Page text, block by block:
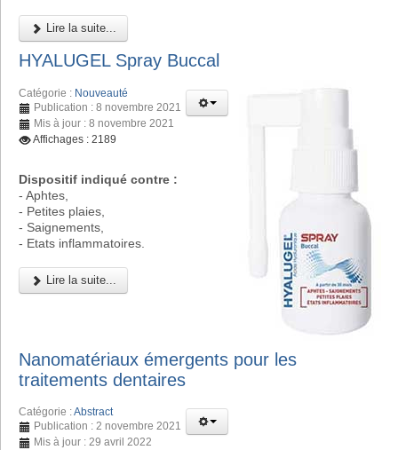
Lire la suite...
HYALUGEL Spray Buccal
Catégorie : Nouveauté
Publication : 8 novembre 2021
Mis à jour : 8 novembre 2021
Affichages : 2189
Dispositif indiqué contre :
- Aphtes,
- Petites plaies,
- Saignements,
- Etats inflammatoires.
Lire la suite...
Nanomatériaux émergents pour les
traitements dentaires
Catégorie :Abstract
Publication : 2 novembre 2021
Mis à jour : 29 avril 2022